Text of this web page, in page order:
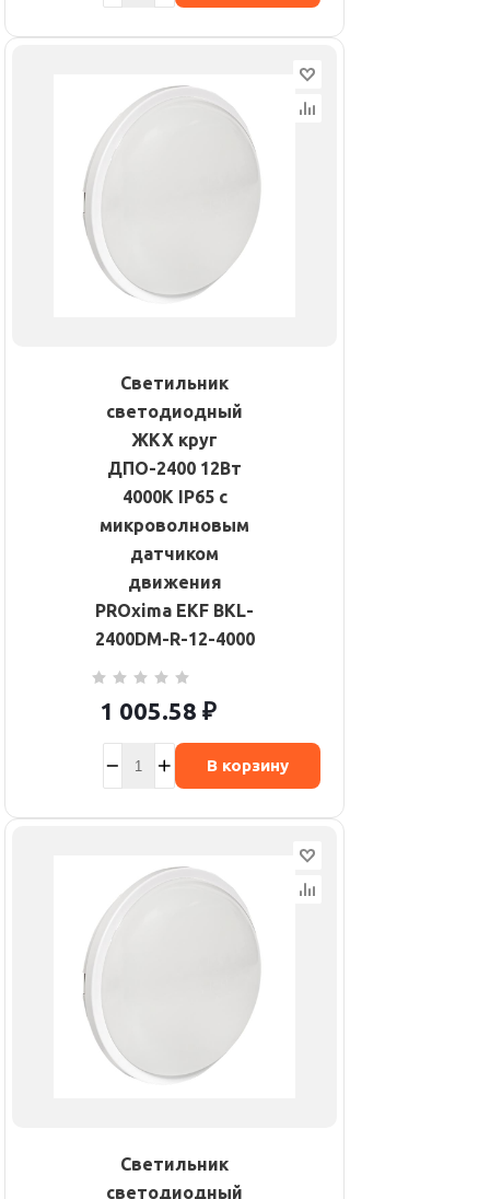
Светильник
светодиодный
ЖКХ круг
ДПО-2400 12Вт
4000К IP65 с
микроволновым
датчиком
движения
PROxima EKF BKL-
2400DM-R-12-4000
1 005.58 ₽
В корзину
Светильник
светодиодный